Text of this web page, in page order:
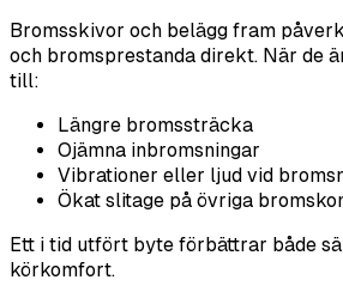
Bromsskivor och belägg fram
och bromsprestanda direkt. När de
till:
Längre bromssträcka
Ojämna inbromsningar
Vibrationer eller ljud vid
Ökat slitage på övriga
Ett i tid utfört byte förbättrar både
körkomfort.